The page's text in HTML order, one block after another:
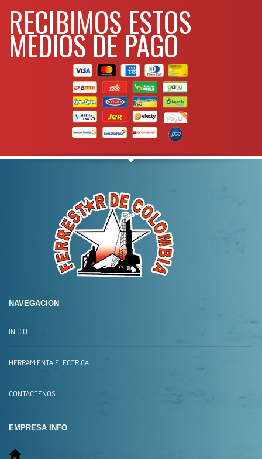
WHATSAPP
3134392699
Para mas info
comunicarse al
WHATSAPP
RECIBIMOS ESTOS
MEDIOS DE PAGO
NAVEGACION
INICIO
HERRAMIENTA ELECTRICA
CONTACTENOS
EMPRESA INFO